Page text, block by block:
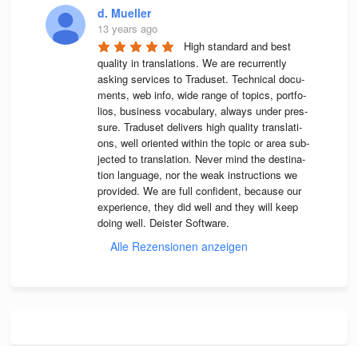
d. Mueller
13 years ago
High stan­dard and best
qua­lity in trans­la­ti­ons. We are recur­rently
asking ser­vices to Tra­du­set. Tech­ni­cal docu­
ments, web info, wide range of topics, port­fo­
lios, busi­ness voca­bu­lary, always under pres­
sure. Tra­du­set deli­vers high qua­lity trans­la­ti­
ons, well ori­en­ted wit­hin the topic or area sub­
jec­ted to trans­la­tion. Never mind the desti­na­
tion lan­guage, nor the weak instruc­tions we
pro­vi­ded. We are full con­fi­dent, because our
expe­ri­ence, they did well and they will keep
doing well. Deis­ter Software.
Alle Rezensionen anzeigen